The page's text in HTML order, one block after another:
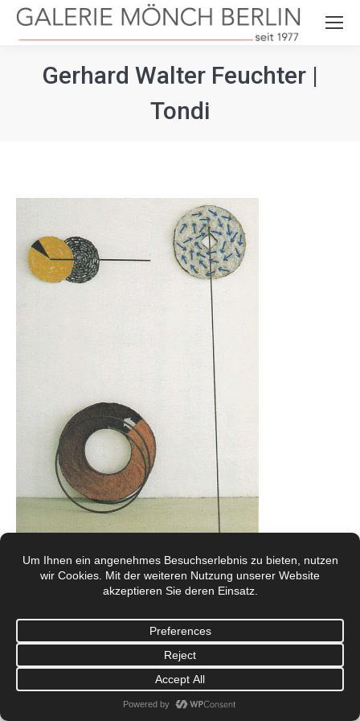
Search:
Gerhard Walter Feuchter |
Tondi
© Galerie Mönch Berlin 2017
Footermenü 1